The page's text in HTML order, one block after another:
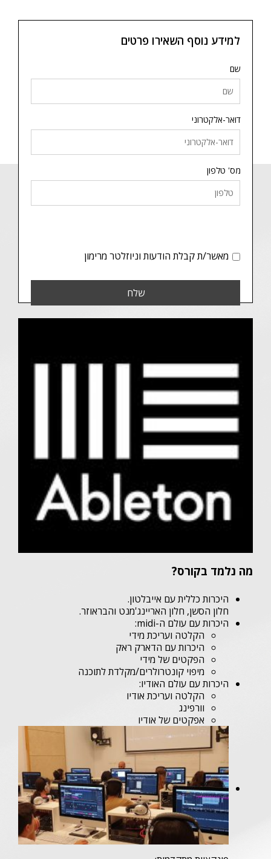
למידע נוסף השאירו פרטים
שם
דואר-אלקטרוני
מס' טלפון
מאשר/ת קבלת הודעות וניוזלטר מרימון
מה נלמד בקורס?
היכרות כללית עם אייבלטון.
חלון הסשן, חלון האריינג'מנט והבראוזר.
היכרות עם עולם ה-midi:
הקלטה ועריכת מידי
היכרות עם הדארק ראק
הפקטים של מידי
מיפוי קונטרולרים/מקלדת לתוכנה
היכרות עם עולם האודיו:
הקלטה ועריכת אודיו
וורפינג
אפקטים של אודיו